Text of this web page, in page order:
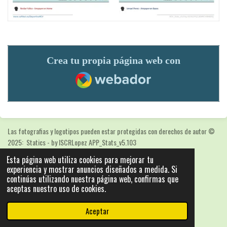
Esta página web utiliza cookies para mejorar tu
experiencia y mostrar anuncios diseñados a medida. Si
continúas utilizando nuestra página web, confirmas que
aceptas nuestro uso de cookies.
Aceptar
Crea tu propia página web con
Webador
Las fotografias y logotipos pueden estar protegidas con derechos de autor©
2025: Statics - by ISCRLopez APP_Stats_v5.103